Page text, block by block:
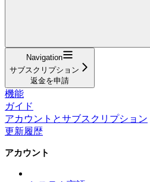
Navigation
サブスクリプション
返金を申請
機能
ガイド
アカウントとサブスクリプション
更新履歴
アカウント